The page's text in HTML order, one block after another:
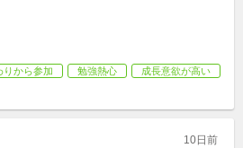
りから参加 勉強熱心
成長意欲が高い
10日前